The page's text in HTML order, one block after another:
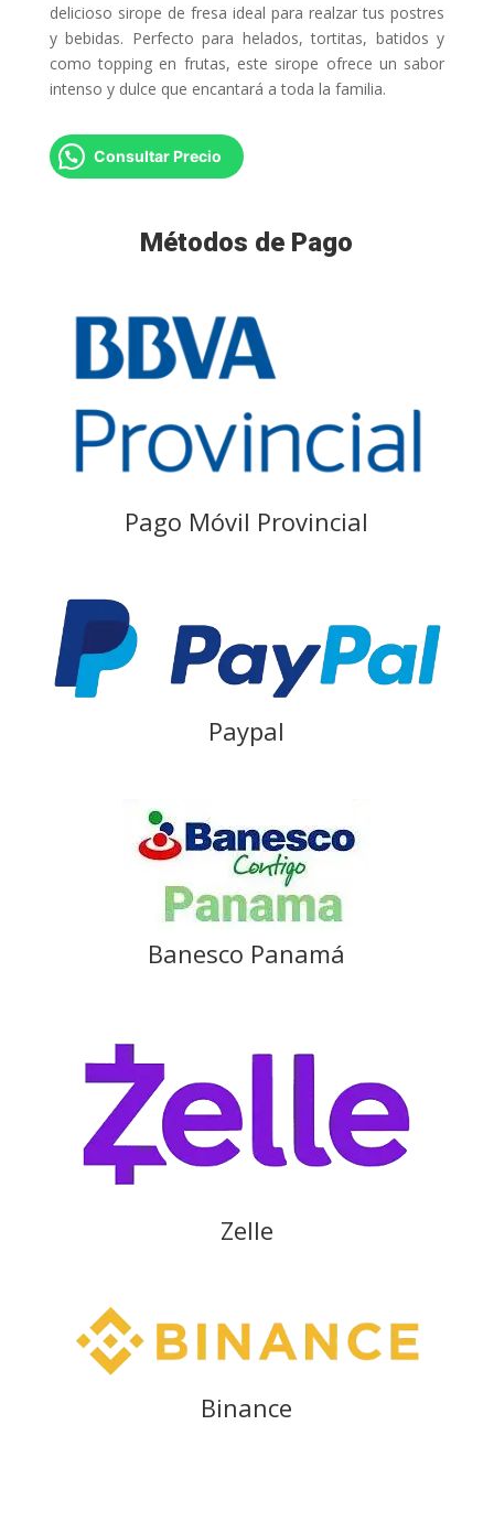
delicioso sirope de fresa ideal para realzar tus postres
y bebidas. Perfecto para helados, tortitas, batidos y
como topping en frutas, este sirope ofrece un sabor
intenso y dulce que encantará a toda la familia.
Consultar Precio
Métodos de Pago
Pago Móvil Provincial
Paypal
Banesco Panamá
Zelle
Binance